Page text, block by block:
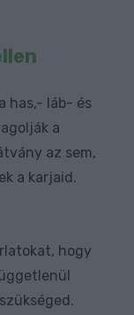
has,- láb- és
a
az sem,
a karjaid.
hogy